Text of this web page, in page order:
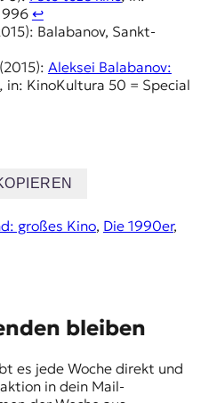
↩︎
Balabanov, Sankt-
Aleksei Balabanov:
, in: KinoKultura 50 = Special
großes Kino, Die 1990er
bleiben
es jede Woche direkt und
in dein Mail-